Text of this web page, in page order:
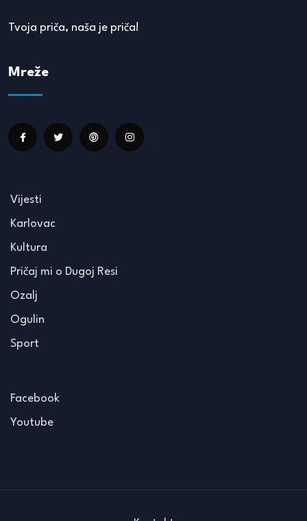
Tvoja priča, naša je priča!
Mreže
Vijesti
Karlovac
Kultura
Pričaj mi o Dugoj Resi
Ozalj
Ogulin
Sport
Facebook
Youtube